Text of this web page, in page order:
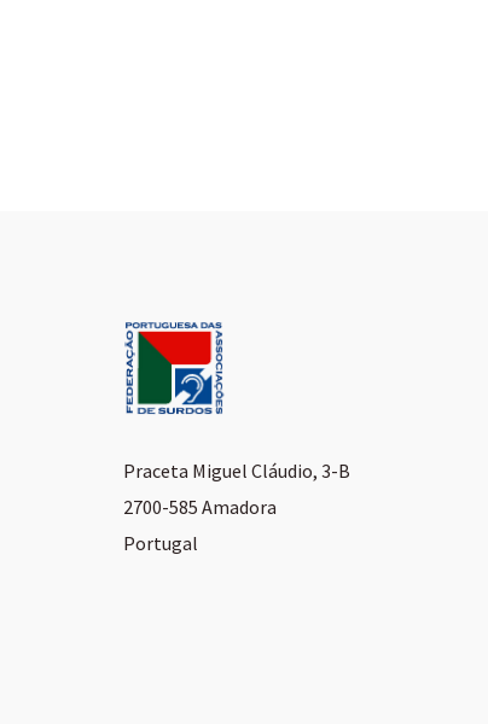
Praceta Miguel Cláudio, 3-B
2700-585 Amadora
Portugal